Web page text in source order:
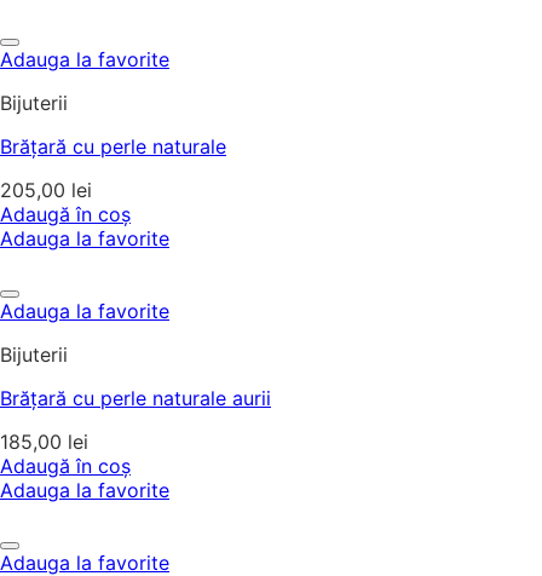
Adauga la favorite
Bijuterii
Brățară cu perle naturale
205,00 lei
Adaugă în coș
Adauga la favorite
Adauga la favorite
Bijuterii
Brățară cu perle naturale aurii
185,00 lei
Adaugă în coș
Adauga la favorite
Adauga la favorite